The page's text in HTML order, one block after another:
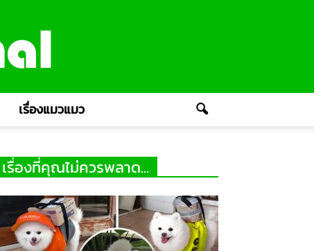
เรื่องแมวแมว
เรื่องที่คุณไม่ควรพลาด...